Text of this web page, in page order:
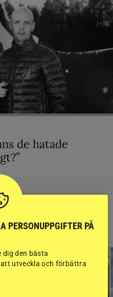
de hatade
PERSONUPPGIFTER PÅ
dig den bästa
utveckla och förbättra